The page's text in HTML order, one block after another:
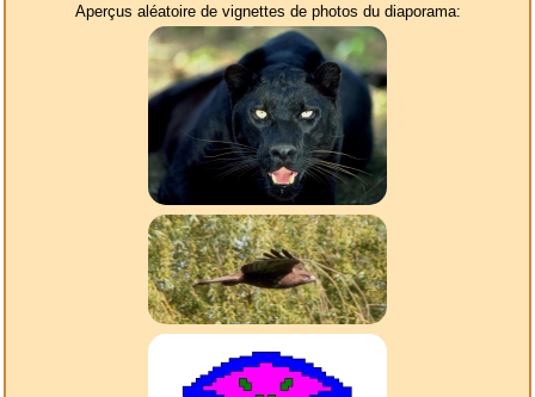
Aperçus aléatoire de vignettes de photos du diaporama: